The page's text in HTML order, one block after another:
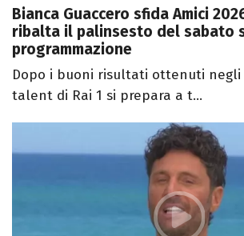
Bianca Guaccero sfida Amici
ribalta il palinsesto del sabato
programmazione
Dopo i buoni risultati ottenuti
talent di Rai 1 si prepara a t...